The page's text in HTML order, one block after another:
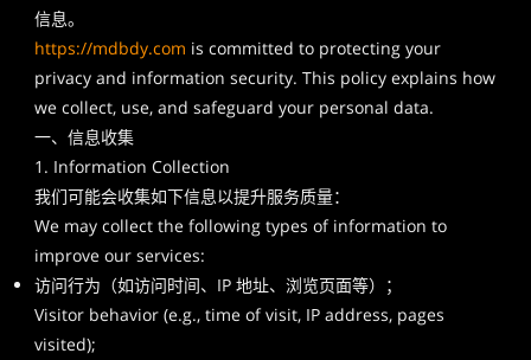
信息。
https://mdbdy.com is committed to protecting your
privacy and information security. This policy explains how
we collect, use, and safeguard your personal data.
一、信息收集
1. Information Collection
我们可能会收集如下信息以提升服务质量：
We may collect the following types of information to
improve our services:
访问行为（如访问时间、IP 地址、浏览页面等）；
Visitor behavior (e.g., time of visit, IP address, pages
visited);